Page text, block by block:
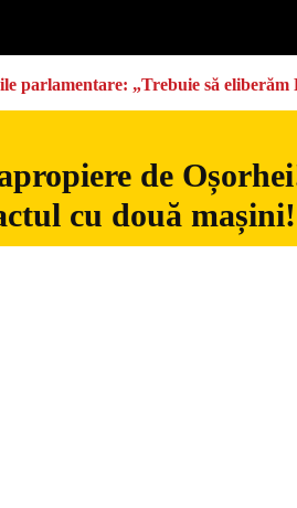
parlamentare: „Trebuie să eliberăm
de
cu două mașini!